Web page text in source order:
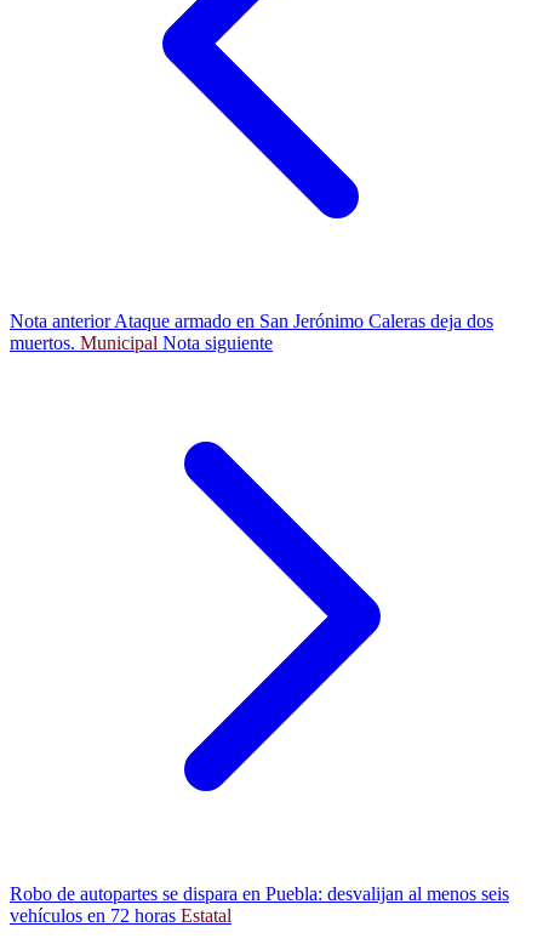
Nota anteriorAtaque armado en San Jerónimo Caleras deja dos
muertos. Municipal Nota siguiente
Robo de autopartes se dispara en Puebla: desvalijan al menos seis
vehículos en 72 horas Estatal